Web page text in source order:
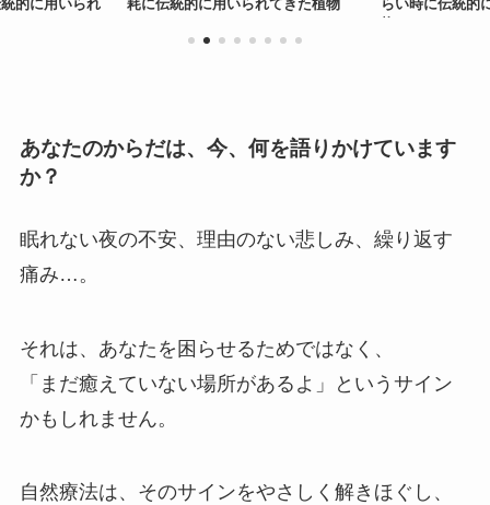
的に用いられ
耗に伝統的に用いられてきた植物
らい時に伝統的
あなたのからだは、今、何を語りかけています
か？
眠れない夜の不安、理由のない悲しみ、繰り返す
痛み…。
それは、あなたを困らせるためではなく、
「まだ癒えていない場所があるよ」というサイン
かもしれません。
自然療法は、そのサインをやさしく解きほぐし、